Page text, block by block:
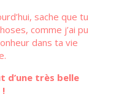
sache que tu
comme j’ai pu
dans ta vie
d’une très belle
!